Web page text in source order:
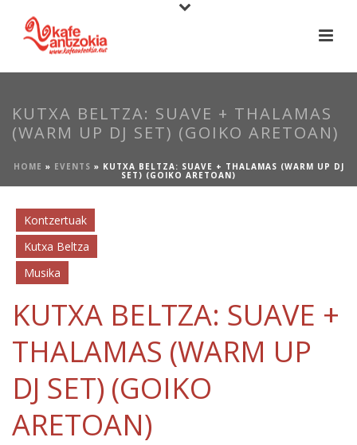
KUTXA BELTZA: SUAVE + THALAMAS
(WARM UP DJ SET) (GOIKO ARETOAN)
HOME » EVENTS » KUTXA BELTZA: SUAVE + THALAMAS (WARM UP DJ
SET) (GOIKO ARETOAN)
Kontzertuak
Kutxa Beltza
Musika
KUTXA BELTZA: SUAVE +
THALAMAS (WARM UP
DJ SET) (GOIKO
ARETOAN)